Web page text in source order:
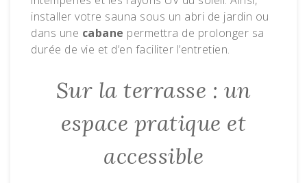
installer votre sauna sous un abri de jardin ou
dans une cabane permettra de prolonger sa
durée de vie et d’en faciliter l’entretien.
Sur la terrasse : un
espace pratique et
accessible